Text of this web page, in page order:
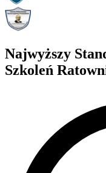
Najwyższy
Szkoleń